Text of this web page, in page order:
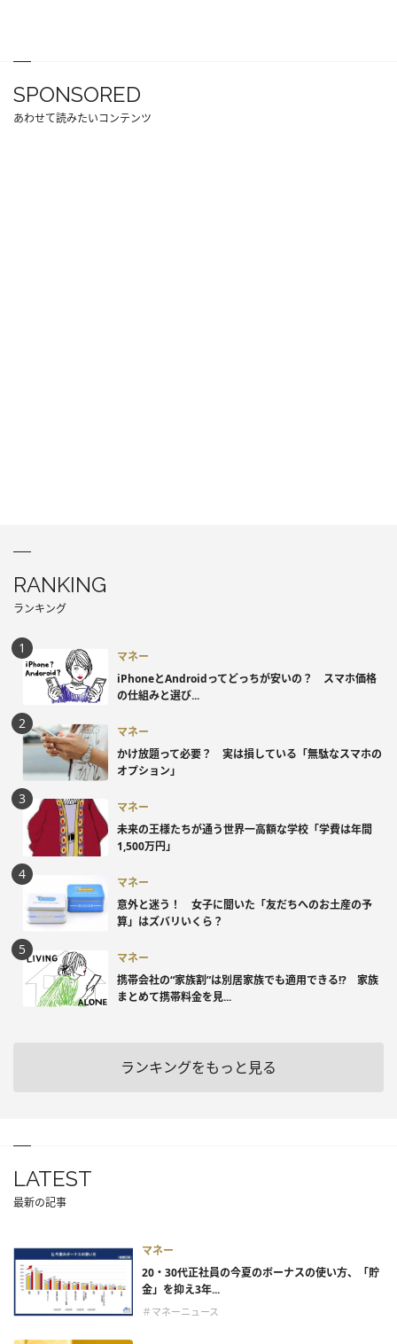
SPONSORED
あわせて読みたいコンテンツ
RANKING
ランキング
マネー
iPhoneとAndroidってどっちが安いの？ スマホ価格
の仕組みと選び...
マネー
かけ放題って必要？ 実は損している「無駄なスマホの
オプション」
マネー
未来の王様たちが通う世界一高額な学校「学費は年間
1,500万円」
マネー
意外と迷う！ 女子に聞いた「友だちへのお土産の予
算」はズバリいくら？
マネー
携帯会社の“家族割”は別居家族でも適用できる!? 家族
まとめて携帯料金を見...
ランキングをもっと見る
LATEST
最新の記事
マネー
20・30代正社員の今夏のボーナスの使い方、「貯
金」を抑え3年...
＃マネーニュース